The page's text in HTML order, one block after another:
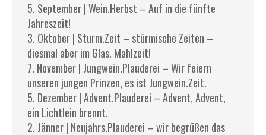
5. September | Wein.Herbst – Auf in die fünfte
Jahreszeit!
3. Oktober | Sturm.Zeit – stürmische Zeiten –
diesmal aber im Glas. Mahlzeit!
7. November | Jungwein.Plauderei – Wir feiern
unseren jungen Prinzen, es ist Jungwein.Zeit.
5. Dezember | Advent.Plauderei – Advent, Advent,
ein Lichtlein brennt.
2. Jänner | Neujahrs.Plauderei – wir begrüßen das